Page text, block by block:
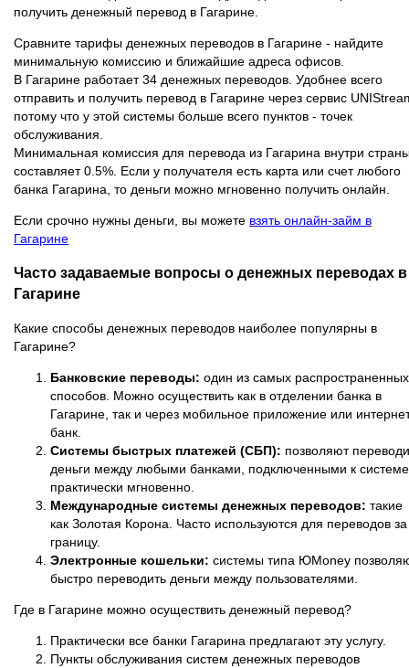
получить денежный перевод в Гагарине.
Сравните тарифы денежных переводов в Гагарине - найдите
минимальную комиссию и ближайшие адреса офисов.
В Гагарине работает 34 денежных переводов. Удобнее всего
отправить и получить перевод в Гагарине через сервис
потому что у этой системы больше всего пунктов - точек
обслуживания.
Минимальная комиссия для перевода из Гагарина внутри
составляет 0.5%. Если у получателя есть карта или счет любого
банка Гагарина, то деньги можно мгновенно получить онлайн.
Если срочно нужны деньги, вы можете взять онлайн-займ в
Гагарине
Часто задаваемые вопросы о денежных переводах в
Гагарине
Какие способы денежных переводов наиболее популярны в
Гагарине?
Банковские переводы: один из самых распространенных
способов. Можно осуществить как в отделении банка в
Гагарине, так и через мобильное приложение или
банк.
Системы быстрых платежей (СБП): позволяют
деньги между любыми банками, подключенными к
практически мгновенно.
Международные системы денежных переводов: такие
как Золотая Корона. Часто используются для переводов за
границу.
Электронные кошельки: системы типа ЮMoney
быстро переводить деньги между пользователями.
Где в Гагарине можно осуществить денежный перевод?
Практически все банки Гагарина предлагают эту услугу.
Пункты обслуживания систем денежных переводов